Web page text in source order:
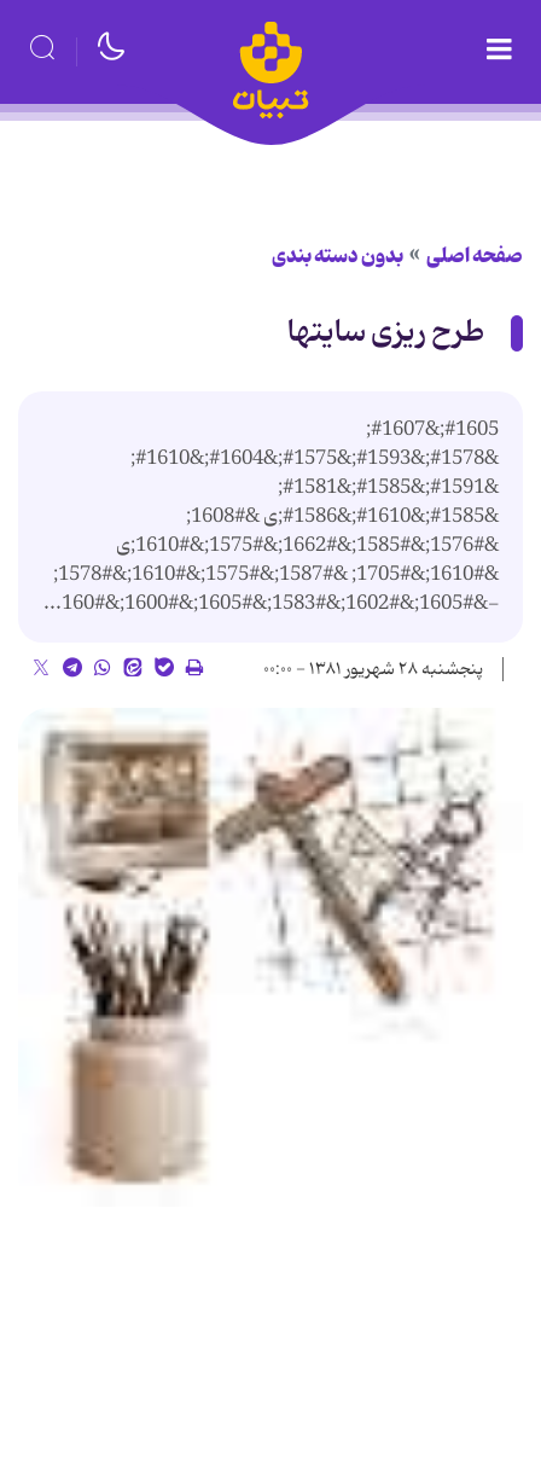
صفحه اصلی بدون دسته بندی
طرح ریزی سایتها
#1605;&#1607;
&#1578;&#1593;&#1575;&#1604;&#1610;
&#1591;&#1585;&#1581;
&#1585;&#1610;&#1586;ی &#1608;
&#1576;&#1585;&#1662;&#1575;&#1610;ی
&#1610;&#1705; &#1587;&#1575;&#1610;&#1578;
-&#1605;&#1602;&#1583;&#1605;&#1600;&#160...
پنجشنبه ۲۸ شهریور ۱۳۸۱ - ۰۰:۰۰